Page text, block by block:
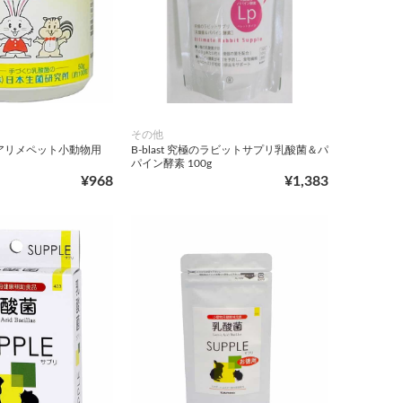
リメペット小動物用
¥968
その他
B-blast 究極のラビットサプリ乳酸菌＆パ
パイン酵素 100g
¥1,383